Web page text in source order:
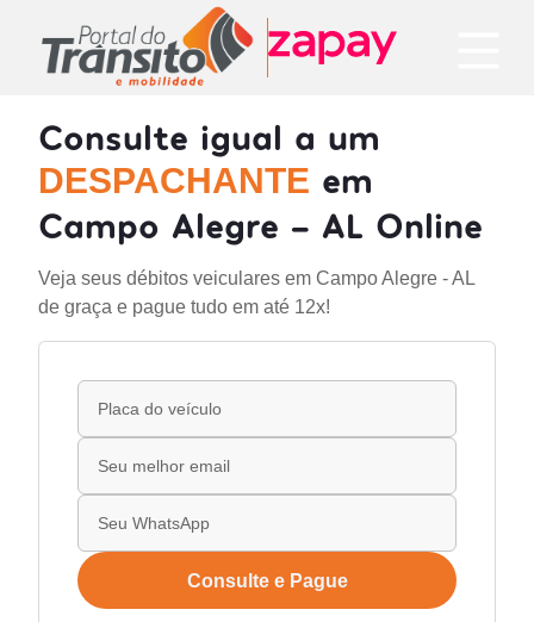
Consulte igual a um
DESPACHANTE em
Campo Alegre - AL Online
Veja seus débitos veiculares em Campo Alegre - AL
de graça e pague tudo em até 12x!
Consulte e Pague